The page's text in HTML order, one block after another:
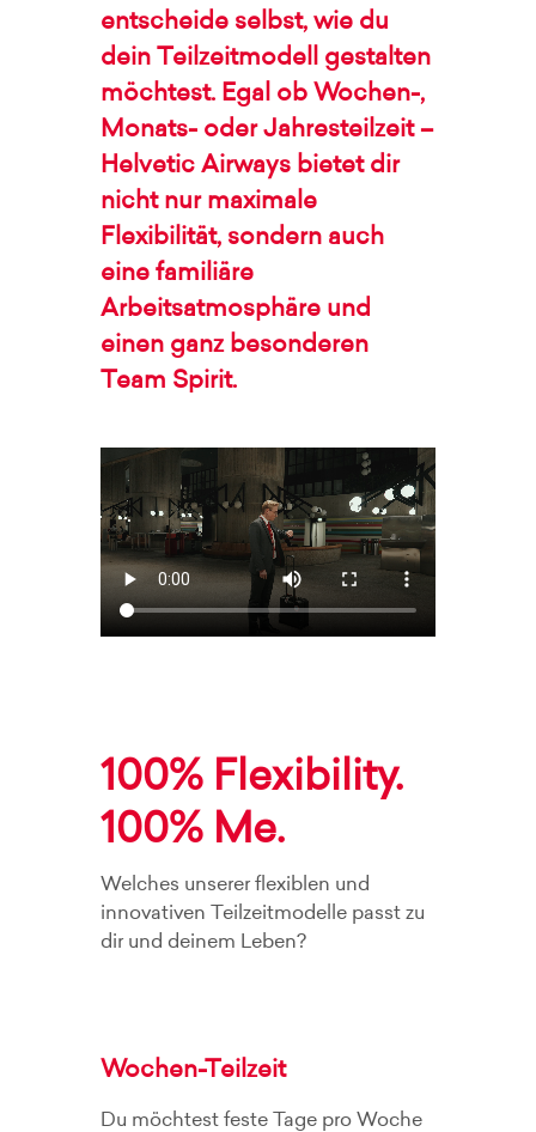
entscheide selbst, wie du
dein Teilzeitmodell gestalten
möchtest. Egal ob Wochen-,
Monats- oder Jahresteilzeit –
Helvetic Airways bietet dir
nicht nur maximale
Flexibilität, sondern auch
eine familiäre
Arbeitsatmosphäre und
einen ganz besonderen
Team Spirit.
100% Flexibility.
100% Me.
Welches unserer flexiblen und
innovativen Teilzeitmodelle passt zu
dir und deinem Leben?
Wochen-Teilzeit
Du möchtest feste Tage pro Woche